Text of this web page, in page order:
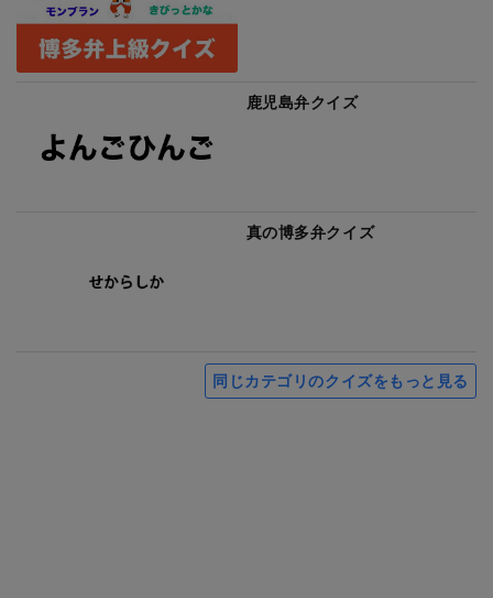
鹿児島弁クイズ
真の博多弁クイズ
同じカテゴリのクイズをもっと見る